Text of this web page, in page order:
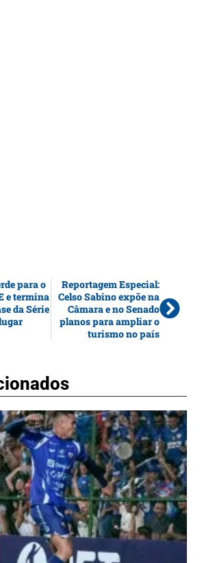
para o
e termina
da Série
Reportagem Especial:
Celso Sabino expõe na
Câmara e no Senado
planos para ampliar o
turismo no país